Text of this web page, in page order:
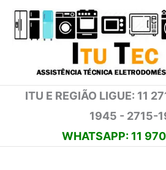
para
ITU E REGIÃO LIGUE: 11
1945 - 2715-
WHATSAPP: 11